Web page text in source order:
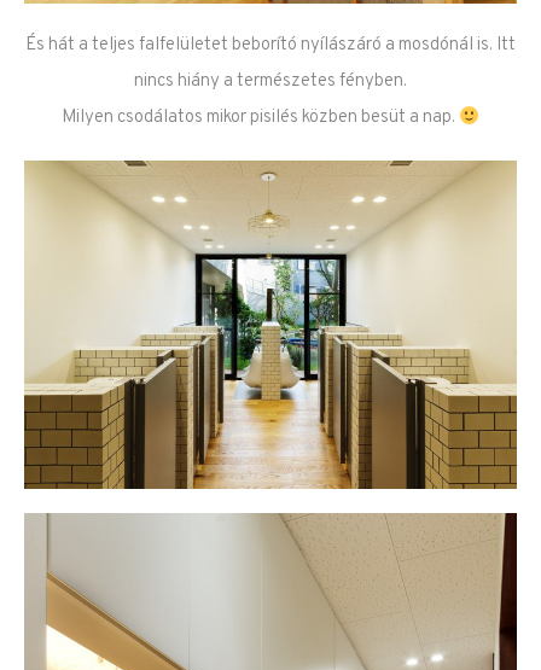
És hát a teljes falfelületet beborító nyílászáró a mosdónál is. Itt
nincs hiány a természetes fényben.
Milyen csodálatos mikor pisilés közben besüt a nap.